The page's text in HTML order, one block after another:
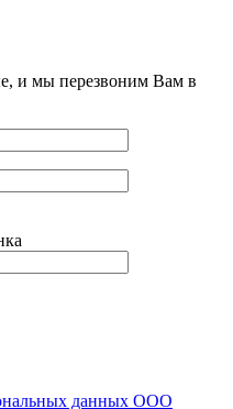
и мы перезвоним Вам в
данных ООО